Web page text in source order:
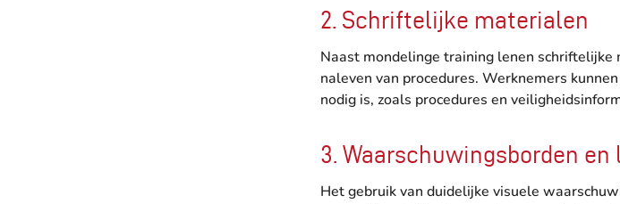
2. Schriftelijke materialen
Naast mondelinge training lenen
naleven van procedures. Werknemers
nodig is, zoals procedures en
3. Waarschuwingsborden en
Het gebruik van duidelijke visuele